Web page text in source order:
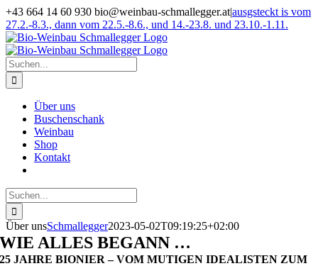
Zum
Inhalt
springen
+43 664 14 60 930 bio@weinbau-schmallegger.at|ausgsteckt is vom
27.2.-8.3., dann vom 22.5.-8.6., und 14.-23.8. und 23.10.-1.11.
Facebook
Instagram
Suche
nach:
Über uns
Buschenschank
Weinbau
Shop
Kontakt
Suche
nach:
Über unsSchmallegger2023-05-02T09:19:25+02:00
WIE ALLES BEGANN …
25 JAHRE BIONIER – VOM MUTIGEN IDEALISTEN ZUM